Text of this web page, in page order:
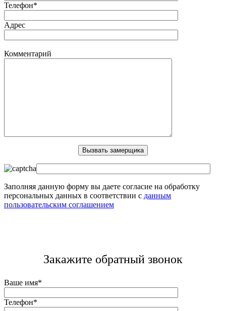
Телефон*
Адрес
Комментарий
Заполняя данную форму вы даете согласие на обработку
персональных данных в соответствии с данным
пользовательским соглашением
Закажите обратный звонок
Ваше имя*
Телефон*